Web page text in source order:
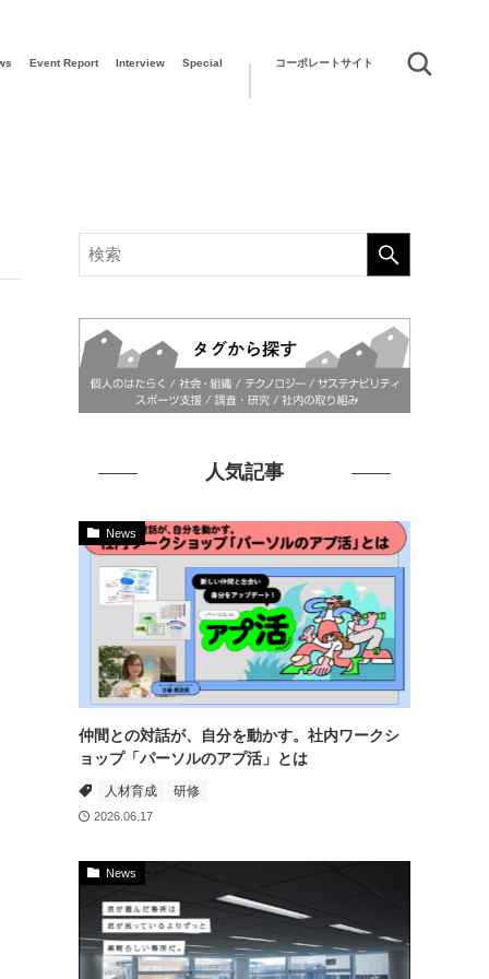
Event Report Interview Special コーポレートサイト
人気記事
News
仲間との対話が、自分を動かす。社内ワークシ
ョップ「パーソルのアプ活」とは
人材育成 研修
2026.06.17
News